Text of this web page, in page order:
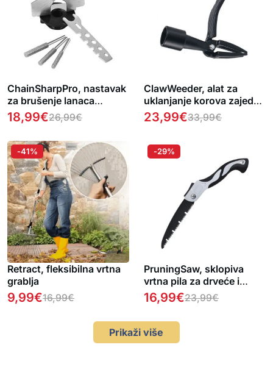
ChainSharpPro, nastavak
za brušenje lanaca
motornih pila
18,99€26,99€
ClawWeeder, alat za
uklanjanje korova zajedno
s korijenjem – dok stojite!
23,99€33,99€
Retract, fleksibilna vrtna
grablja
9,99€16,99€
-41%
PruningSaw, sklopiva
vrtna pila za drveće i
grmlje
16,99€23,99€
-29%
Prikaži više